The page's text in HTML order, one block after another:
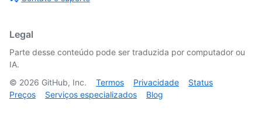
Legal
Parte desse conteúdo pode ser traduzida por computador ou
IA.
© 2026 GitHub, Inc. Termos Privacidade
Status
Preços
Serviços especializados Blog